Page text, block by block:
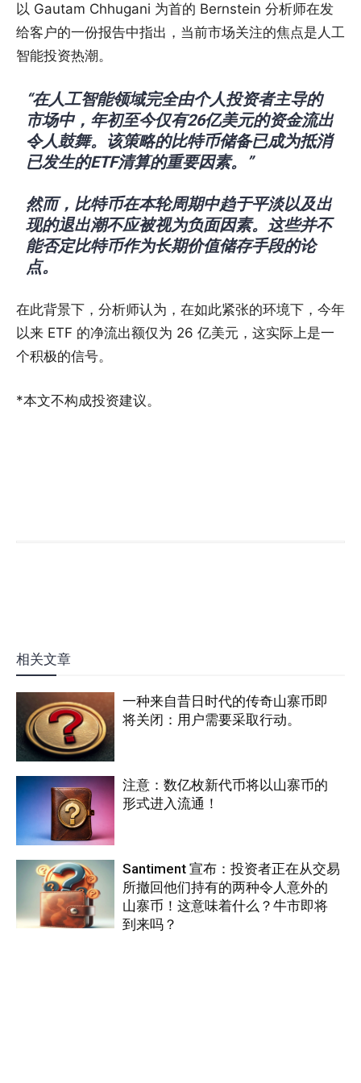
以 Gautam Chhugani 为首的 Bernstein 分析师在发
给客户的一份报告中指出，当前市场关注的焦点是人工
智能投资热潮。
“在人工智能领域完全由个人投资者主导的
市场中，年初至今仅有26亿美元的资金流出
令人鼓舞。该策略的比特币储备已成为抵消
已发生的ETF清算的重要因素。”
然而，比特币在本轮周期中趋于平淡以及出
现的退出潮不应被视为负面因素。这些并不
能否定比特币作为长期价值储存手段的论
点。
在此背景下，分析师认为，在如此紧张的环境下，今年
以来 ETF 的净流出额仅为 26 亿美元，这实际上是一
个积极的信号。
*本文不构成投资建议。
相关文章
一种来自昔日时代的传奇山寨币即
将关闭：用户需要采取行动。
注意：数亿枚新代币将以山寨币的
形式进入流通！
Santiment 宣布：投资者正在从交易
所撤回他们持有的两种令人意外的
山寨币！这意味着什么？牛市即将
到来吗？